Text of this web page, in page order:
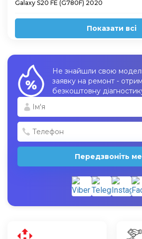
Galaxy S20 FE (G780F) 2020
Показати всі
Не знайшли свою
заявку на ремонт -
безкоштовну
Передзвоніть